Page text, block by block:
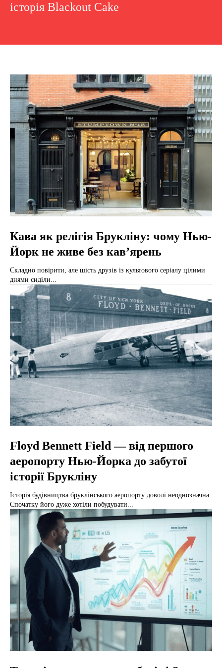
історія Blackout Cake
Кава як релігія Брукліну: чому Нью-
Йорк не живе без кав’ярень
Складно повірити, але шість друзів із культового серіалу цілими
днями сиділи...
Floyd Bennett Field — від першого
аеропорту Нью-Йорка до забутої
історії Брукліну
Історія будівництва бруклінського аеропорту доволі неоднозначна.
Спочатку його дуже хотіли побудувати...